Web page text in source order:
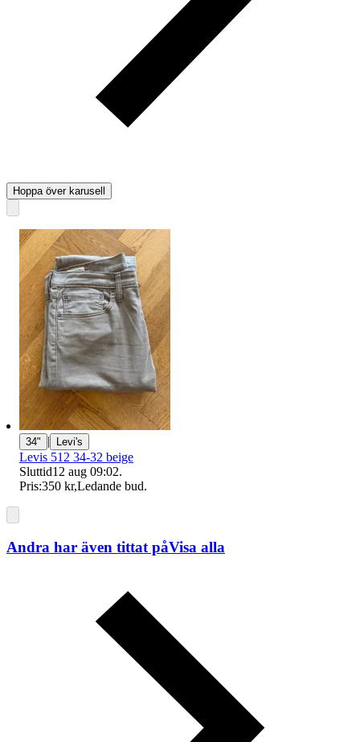
Hoppa över karusell
34" | Levi's
Levis 512 34-32 beige
Sluttid12 aug 09:02.
Pris:350 kr,Ledande bud.
Andra har även tittat påVisa alla